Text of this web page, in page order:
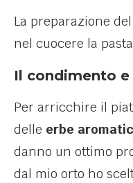
La preparazione
nel cuocere la
Il condimento
Per arricchire il
delle erbe
danno un ottimo
dal mio orto ho